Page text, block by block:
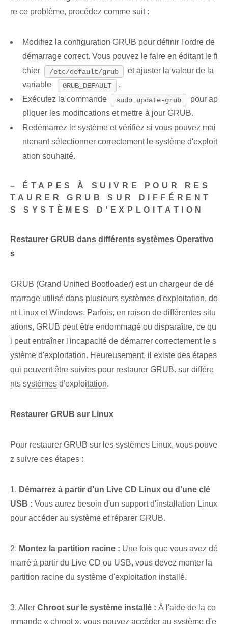
re ce problème, procédez comme suit :
Modifiez la configuration GRUB pour définir ‌l'ordre de
démarrage correct.​ Vous pouvez le faire en éditant ⁢le fi
chier
/etc/default/grub
et ajuster la⁤ valeur de la
variable ⁢
GRUB_DEFAULT
.
Exécutez la commande
sudo update-grub
‍pour ‌ap
pliquer les modifications⁤ et mettre à jour GRUB.
Redémarrez le système et vérifiez si vous pouvez mai
ntenant sélectionner correctement le système d'exploit
ation souhaité⁢.
– ÉTAPES À SUIVRE POUR RES
TAURER GRUB SUR DIFFÉRENT
S SYSTÈMES D’EXPLOITATION
Restaurer GRUB dans différents systèmes Operativo
s
GRUB (Grand Unified Bootloader) est un chargeur de dé
marrage utilisé dans plusieurs systèmes d'exploitation, do
nt Linux et Windows. Parfois, en raison de différentes situ
ations, GRUB peut être endommagé ou disparaître, ce qu
i peut entraîner l'incapacité de démarrer correctement le s
ystème d'exploitation. Heureusement, il existe des étapes
qui peuvent être suivies pour restaurer GRUB. sur différe
nts systèmes d'exploitation.
Restaurer GRUB⁤ sur‌ Linux
Pour restaurer GRUB sur les systèmes ‌Linux, vous pouve
z suivre ces étapes :
1. Démarrez à partir d’un Live CD Linux ou d’une clé
USB : ⁣Vous aurez besoin d'un ‌support d'installation Linux‍
pour accéder au système et réparer GRUB.
2. Montez la partition racine : ‌Une fois que vous avez dé
marré à partir du⁤ Live CD ou USB, vous devez monter la
partition racine du système d'exploitation installé.
3. Aller Chroot sur le système installé : À l'aide de la co
mmande « chroot », vous pouvez accéder⁤ au système d'e